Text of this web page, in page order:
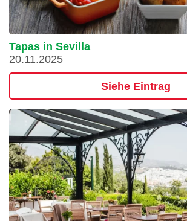
Tapas in Sevilla
20.11.2025
Siehe Eintrag